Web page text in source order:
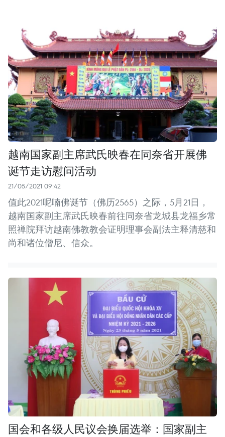
越南国家副主席武氏映春在同奈省开展佛
诞节走访慰问活动
21/05/2021 09:42
值此2021呢喃佛诞节（佛历2565）之际，5月21日，
越南国家副主席武氏映春前往同奈省龙城县龙福乡常
照禅院拜访越南佛教教会证明理事会副法主释清慈和
尚和诸位僧尼、信众。
国会和各级人民议会换届选举：国家副主